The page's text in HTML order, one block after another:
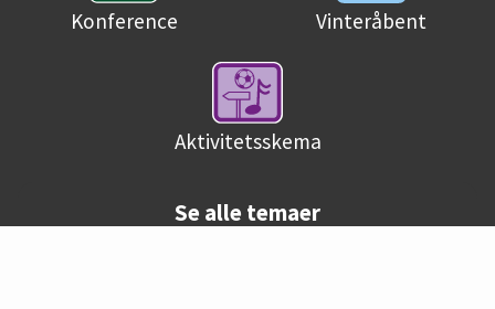
Konference Vinteråbent
Aktivitetsskema
Se alle temaer